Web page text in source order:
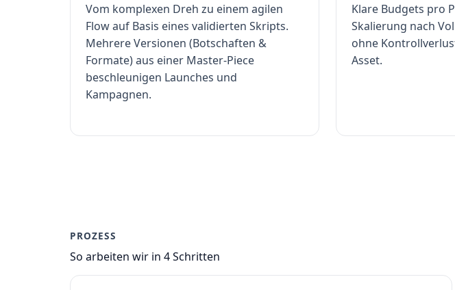
Vom komplexen Dreh zu einem agilen
Flow auf Basis eines validierten Skripts.
Mehrere Versionen (Botschaften &
Formate) aus einer Master-Piece
beschleunigen Launches und
Kampagnen.
Klare Budgets pro
Skalierung nach
ohne
Asset.
PROZESS
So arbeiten wir in 4 Schritten